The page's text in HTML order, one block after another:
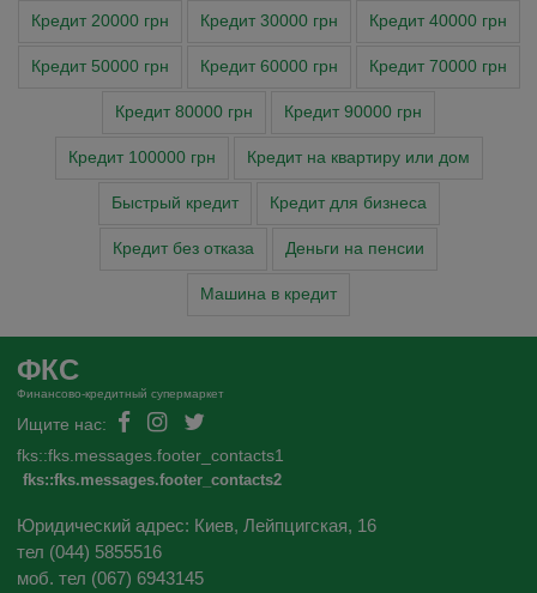
Кредит 20000 грн Кредит 30000 грн Кредит 40000 грн
Кредит 50000 грн Кредит 60000 грн Кредит 70000 грн
Кредит 80000 грн Кредит 90000 грн
Кредит 100000 грн Кредит на квартиру или дом
Быстрый кредит Кредит для бизнеса
Кредит без отказа Деньги на пенсии
Машина в кредит
ФКС
Финансово-кредитный супермаркет
Ищите нас:
fks::fks.messages.footer_contacts1
fks::fks.messages.footer_contacts2
Юридический адрес: Киев, Лейпцигская, 16
тел (044) 5855516
моб. тел (067) 6943145